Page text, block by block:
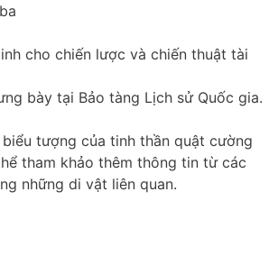
cho chiến lược và chiến thuật tài
bày tại Bảo tàng Lịch sử Quốc gia.
tượng của tinh thần quật cường
tham khảo thêm thông tin từ các
những di vật liên quan.